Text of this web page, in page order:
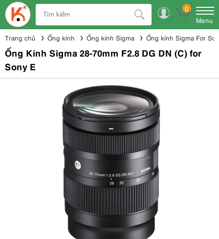
0
Menu
Trang chủ Ống kính Ống kính Sigma Ống kính Sigma For
Ống Kính Sigma 28-70mm F2.8 DG DN (C) for
Sony E